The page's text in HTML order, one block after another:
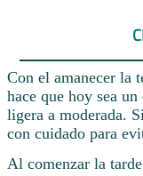
Con el amanecer la
hace que hoy sea
ligera a moderada.
con cuidado para
Al comenzar la